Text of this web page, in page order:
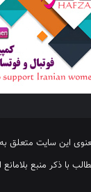
این سایت متعلق به
با ذکر منبع